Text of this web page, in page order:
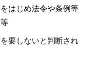
はじめ法令や条例等
要しないと判断され